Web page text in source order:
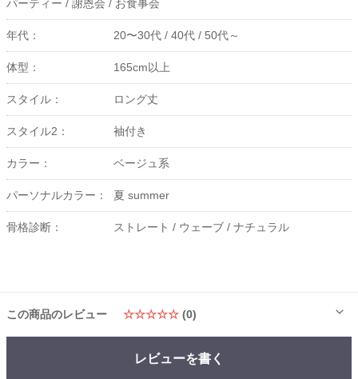
パーティー / 謝恩会 / お食事会
年代： 20〜30代 / 40代 / 50代～
体型： 165cm以上
スタイル： ロング丈
スタイル2： 袖付き
カラー： ベージュ系
パーソナルカラー： 夏 summer
骨格診断： ストレート / ウェーブ / ナチュラル
この商品のレビュー ☆☆☆☆☆ (0)
レビューを書く